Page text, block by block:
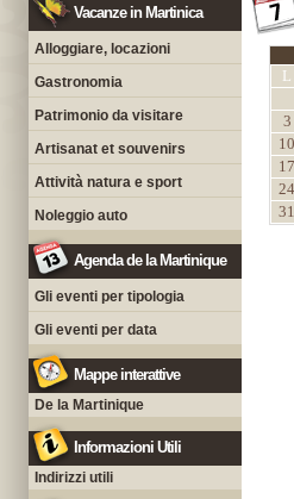
Vacanze in Martinica
Alloggiare, locazioni
Gastronomia
Patrimonio da visitare
Artisanat et souvenirs
Attività natura e sport
Noleggio auto
Agenda de la Martinique
Gli eventi per tipologia
Gli eventi per data
Mappe interattive
De la Martinique
Informazioni Utili
Indirizzi utili
L
3
10
17
24
31